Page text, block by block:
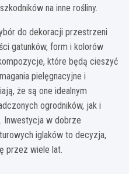
na inne rośliny.
do dekoracji przestrzeni
gatunków, form i kolorów
które będą cieszyć
pielęgnacyjne i
że są one idealnym
ogrodników, jak i
Inwestycja w dobrze
iglaków to decyzja,
przez wiele lat.